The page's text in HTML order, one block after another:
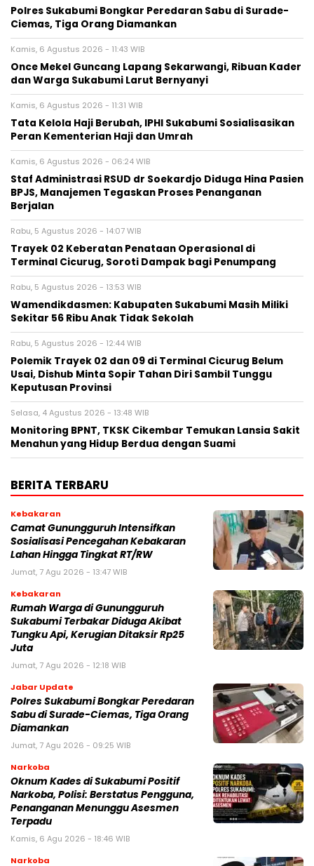
Polres Sukabumi Bongkar Peredaran Sabu di Surade-
Ciemas, Tiga Orang Diamankan
Kamis, 6 Agustus 2026 - 11:43 WIB
Once Mekel Guncang Lapang Sekarwangi, Ribuan Kader
dan Warga Sukabumi Larut Bernyanyi
Kamis, 6 Agustus 2026 - 11:31 WIB
Tata Kelola Haji Berubah, IPHI Sukabumi Sosialisasikan
Peran Kementerian Haji dan Umrah
Kamis, 6 Agustus 2026 - 06:24 WIB
Staf Administrasi RSUD dr Soekardjo Diduga Hina Pasien
BPJS, Manajemen Tegaskan Proses Penanganan
Berjalan
Rabu, 5 Agustus 2026 - 14:07 WIB
‎Trayek 02 Keberatan Penataan Operasional di
Terminal Cicurug, Soroti Dampak bagi Penumpang
Rabu, 5 Agustus 2026 - 13:53 WIB
Wamendikdasmen: Kabupaten Sukabumi Masih Miliki
Sekitar 56 Ribu Anak Tidak Sekolah
Rabu, 5 Agustus 2026 - 12:44 WIB
Polemik Trayek 02 dan 09 di Terminal Cicurug Belum
Usai, Dishub Minta Sopir Tahan Diri Sambil Tunggu
Keputusan Provinsi
Selasa, 4 Agustus 2026 - 13:48 WIB
‎Monitoring BPNT, TKSK Cikembar Temukan Lansia Sakit
Menahun yang Hidup Berdua dengan Suami
BERITA TERBARU
Kebakaran
‎‎Camat Gunungguruh Intensifkan
Sosialisasi Pencegahan Kebakaran
Lahan Hingga Tingkat RT/RW‎
Jumat, 7 Agu 2026 - 13:47 WIB
Kebakaran
‎Rumah Warga di Gunungguruh
Sukabumi Terbakar Diduga Akibat
Tungku Api, Kerugian Ditaksir Rp25
Juta
Jumat, 7 Agu 2026 - 12:18 WIB
Jabar Update
Polres Sukabumi Bongkar Peredaran
Sabu di Surade-Ciemas, Tiga Orang
Diamankan
Jumat, 7 Agu 2026 - 09:25 WIB
Narkoba
Oknum Kades di Sukabumi Positif
Narkoba, Polisi: Berstatus Pengguna,
Penanganan Menunggu Asesmen
Terpadu
Kamis, 6 Agu 2026 - 18:46 WIB
Narkoba